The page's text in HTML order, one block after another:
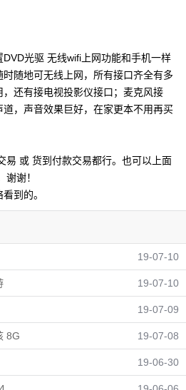
光驱 无线wifi上网功能和手机一样
随地可无线上网，所有接口齐全有多
还有接电视投影仪接口；麦克风接
，声音效果巨好，在家更本不用再买
易 或 货到付款交易都行。也可以上面
谢！
到的。
19-07-10
19-07-10
19-07-09
8G 19-07-08
19-06-30